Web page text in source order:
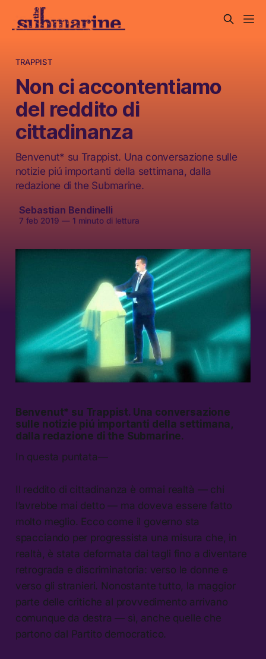
TRAPPIST
Non ci accontentiamo
del reddito di
cittadinanza
Benvenut* su Trappist. Una conversazione sulle
notizie piú importanti della settimana, dalla
redazione di the Submarine.
Sebastian Bendinelli
7 feb 2019 —1 minuto di lettura
Benvenut* su Trappist. Una conversazione
sulle notizie piú importanti della settimana,
dalla redazione di the Submarine.
In questa puntata—
Il reddito di cittadinanza è ormai realtà — chi
l’avrebbe mai detto — ma doveva essere fatto
molto meglio. Ecco come il governo sta
spacciando per progressista una misura che, in
realtà, è stata deformata dai tagli fino a diventare
retrograda e discriminatoria: verso le donne e
verso gli stranieri. Nonostante tutto, la maggior
parte delle critiche al provvedimento arrivano
comunque da destra — sì, anche quelle che
partono dal Partito democratico.